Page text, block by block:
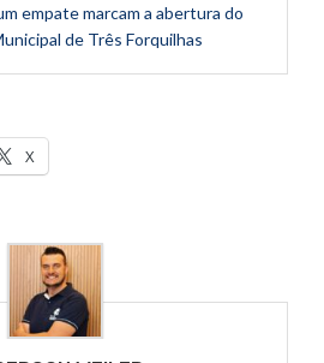
empate marcam a abertura do
de Três Forquilhas
X